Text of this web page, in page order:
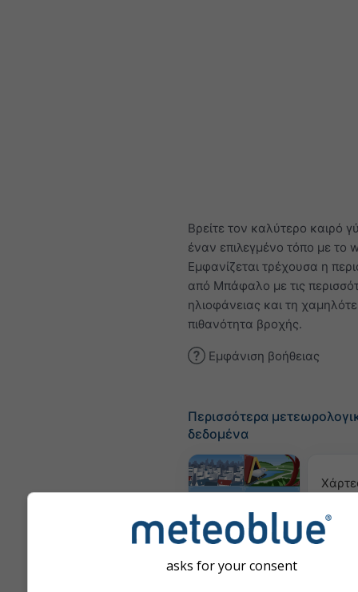
Βρείτε τον καλύτερο καιρό
έναν επιλεγμένο τόπο με το
Εμφανίζεται τρέχουσα η
από Μπάφαλο με τις
ηλιοφάνειας και τη
πιθανότητα βροχής.
Εμφάνιση βοήθειας
Περισσότερα
δεδομένα
Webcams
asks for your consent